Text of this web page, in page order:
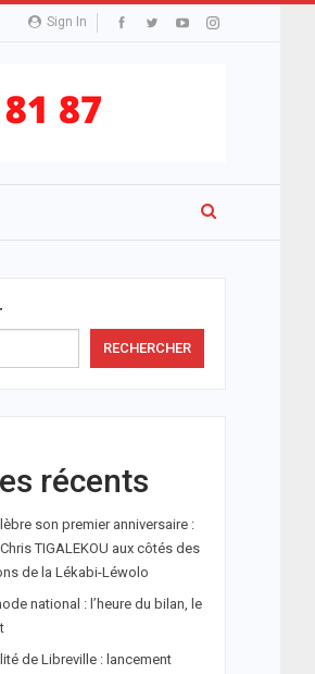
Sign In
RECHERCHER
récents
son premier anniversaire :
TIGALEKOU aux côtés des
de la Lékabi-Léwolo
national : l’heure du bilan, le
de Libreville : lancement